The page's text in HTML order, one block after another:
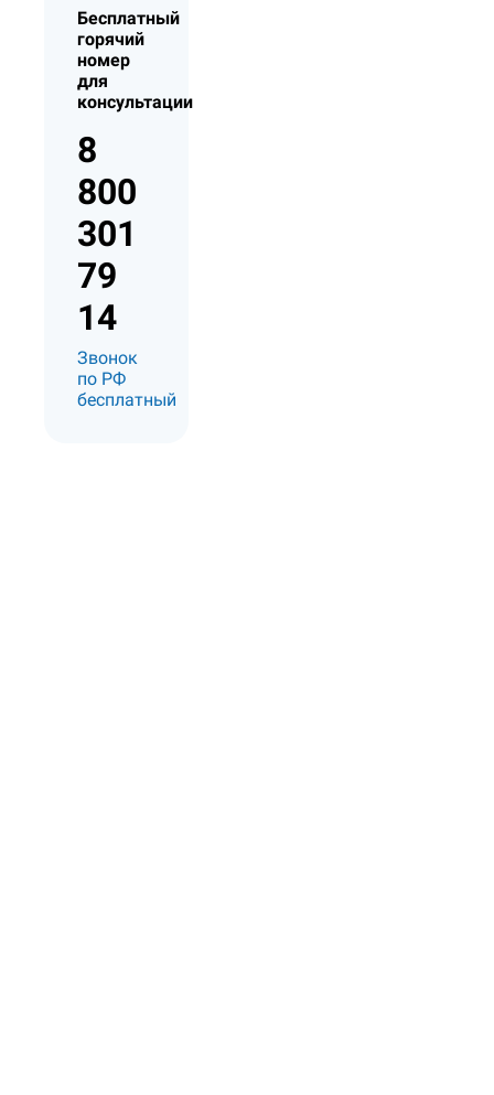
Бесплатный
горячий
номер
для
консультации
8
800
301
79
14
Звонок
по РФ
бесплатный